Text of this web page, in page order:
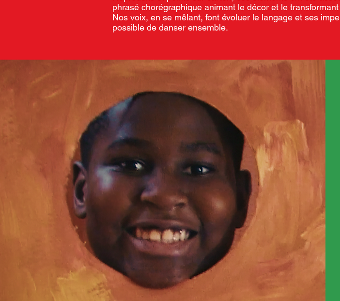
phrasé chorégraphique animant le décor et le
Nos voix, en se mêlant, font évoluer le langage et ses
possible de danser ensemble.